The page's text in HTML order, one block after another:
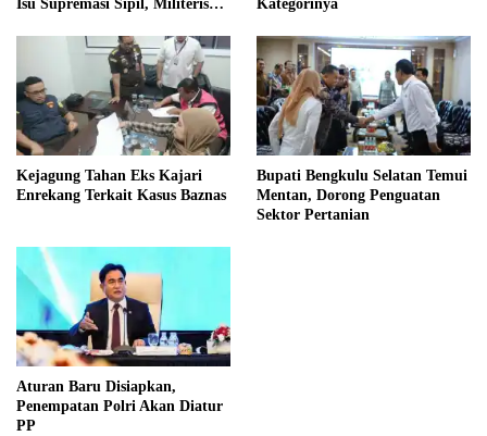
Isu Supremasi Sipil, Militerisasi,
Kategorinya
Kejagung Tahan Eks Kajari
Enrekang Terkait Kasus Baznas
Bupati Bengkulu Selatan Temui
Mentan, Dorong Penguatan
Sektor Pertanian
Aturan Baru Disiapkan,
Penempatan Polri Akan Diatur
PP